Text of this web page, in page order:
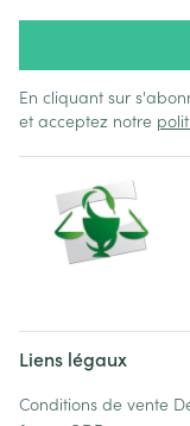
En cliquant sur
et acceptez notre
Liens légaux
Conditions de vente